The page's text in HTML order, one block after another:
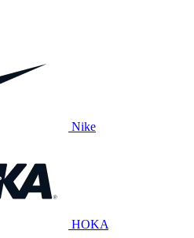
Nike
HOKA